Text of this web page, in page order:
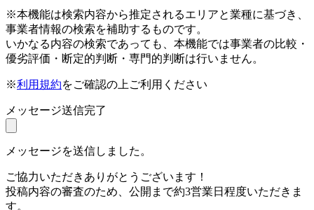
※本機能は検索内容から推定されるエリアと業種に基づき、
事業者情報の検索を補助するものです。
いかなる内容の検索であっても、本機能では事業者の比較・
優劣評価・断定的判断・専門的判断は行いません。
※利用規約をご確認の上ご利用ください
メッセージ送信完了
メッセージを送信しました。
ご協力いただきありがとうございます！
投稿内容の審査のため、公開まで約3営業日程度いただきま
す。